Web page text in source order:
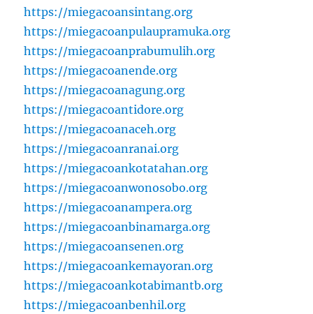
https://miegacoansintang.org
https://miegacoanpulaupramuka.org
https://miegacoanprabumulih.org
https://miegacoanende.org
https://miegacoanagung.org
https://miegacoantidore.org
https://miegacoanaceh.org
https://miegacoanranai.org
https://miegacoankotatahan.org
https://miegacoanwonosobo.org
https://miegacoanampera.org
https://miegacoanbinamarga.org
https://miegacoansenen.org
https://miegacoankemayoran.org
https://miegacoankotabimantb.org
https://miegacoanbenhil.org